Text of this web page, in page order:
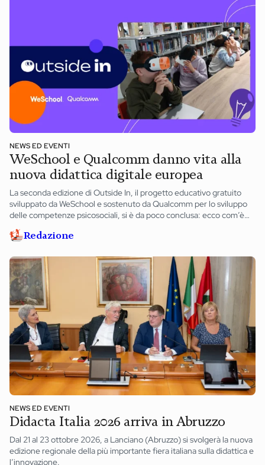
NEWS ED EVENTI
WeSchool e Qualcomm danno vita alla
nuova didattica digitale europea
La seconda edizione di Outside In, il progetto educativo gratuito
sviluppato da WeSchool e sostenuto da Qualcomm per lo sviluppo
delle competenze psicosociali, si è da poco conclusa: ecco com’è
andata.
Redazione
NEWS ED EVENTI
Didacta Italia 2026 arriva in Abruzzo
Dal 21 al 23 ottobre 2026, a Lanciano (Abruzzo) si svolgerà la nuova
edizione regionale della più importante fiera italiana sulla didattica e
l’innovazione.